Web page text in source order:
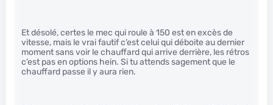
Et désolé, certes le mec qui roule à 150 est en excès de
vitesse, mais le vrai fautif c’est celui qui déboite au dernier
moment sans voir le chauffard qui arrive derrière, les rétros
c’est pas en options hein. Si tu attends sagement que le
chauffard passe il y aura rien.